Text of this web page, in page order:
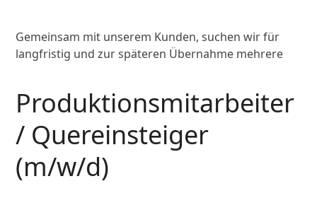
Gemeinsam mit unserem Kunden, suchen wir für
langfristig und zur späteren Übernahme mehrere
Produktionsmitarbeiter
/ Quereinsteiger
(m/w/d)